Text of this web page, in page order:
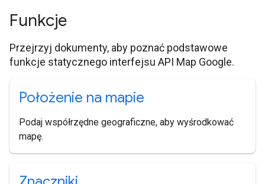
Funkcje
Przejrzyj dokumenty, aby poznać podstawowe
funkcje statycznego interfejsu API Map Google.
Położenie na mapie
Podaj współrzędne geograficzne, aby wyśrodkować
mapę.